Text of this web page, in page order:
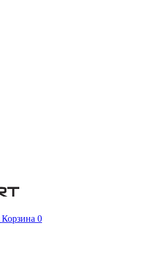
Корзина 0